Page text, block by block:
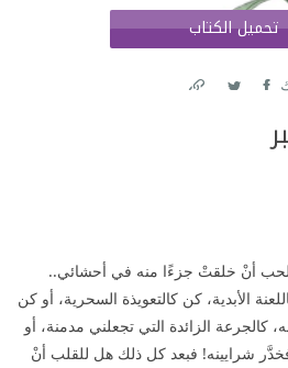
تحميل الكتاب
أنْ خلقتْ جزءًا منه في أحشائي..
الأبدية، كن كالتعويذة السحرية، أو كن
كالجرعة الزائدة التي تجعلني مدمنة، أو
شرايينه! فبعد كل ذلك هل للقلب أنْ